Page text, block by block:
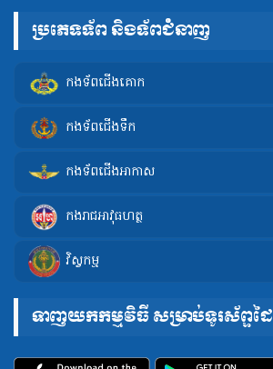
ប្រភេទទ័ព និងទ័ពជំនាញ
កងទ័ពជើងគោក
កងទ័ពជើងទឹក
កងទ័ពជើងអាកាស
កងរាជអាវុធហត្ថ
វិស្វកម្ម
ទាញយកកម្មវិធី សម្រាប់ទូរស័ព្ទដៃ